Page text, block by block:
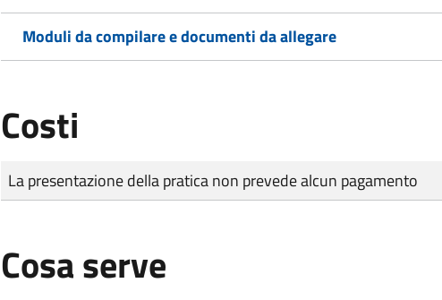
Moduli da compilare e documenti da allegare
Costi
Tipo di pagamento
Importo
La presentazione della pratica non prevede alcun pagamento
Cosa serve